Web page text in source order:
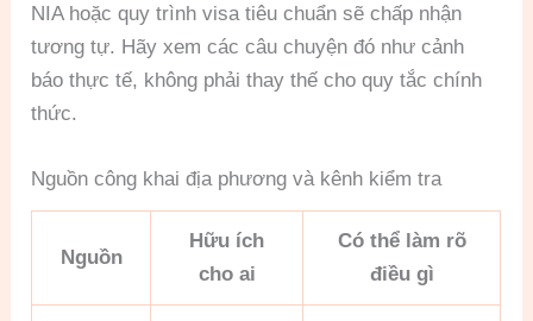
NIA hoặc quy trình visa tiêu chuẩn sẽ chấp nhận
tương tự. Hãy xem các câu chuyện đó như cảnh
báo thực tế, không phải thay thế cho quy tắc chính
thức.
Nguồn công khai địa phương và kênh kiểm tra
Nguồn
Hữu ích
cho ai
Có thể làm rõ
điều gì